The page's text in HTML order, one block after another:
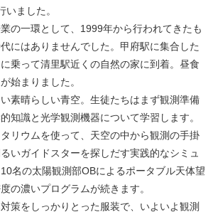
いました。
の一環として、1999年から行われてきたも
にはありませんでした。甲府駅に集合した
乗って清里駅近くの自然の家に到着。昼食
始まりました。
素晴らしい青空。生徒たちはまず観測準備
知識と光学観測機器について学習します。
リウムを使って、天空の中から観測の手掛
いガイドスターを探しだす実践的なシミュ
名の太陽観測部OBによるポータブル天体望
の濃いプログラムが続きます。
策をしっかりとった服装で、いよいよ観測